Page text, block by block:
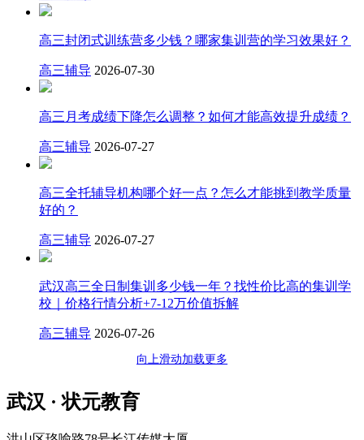
高三封闭式训练营多少钱？哪家集训营的学习效果好？
高三辅导 2026-07-30
高三月考成绩下降怎么调整？如何才能高效提升成绩？
高三辅导 2026-07-27
高三全托辅导机构哪个好一点？怎么才能挑到教学质量
好的？
高三辅导 2026-07-27
武汉高三全日制集训多少钱一年？找性价比高的集训学
校｜价格行情分析+7-12万价值拆解
高三辅导 2026-07-26
向上滑动加载更多
武汉 · 状元教育